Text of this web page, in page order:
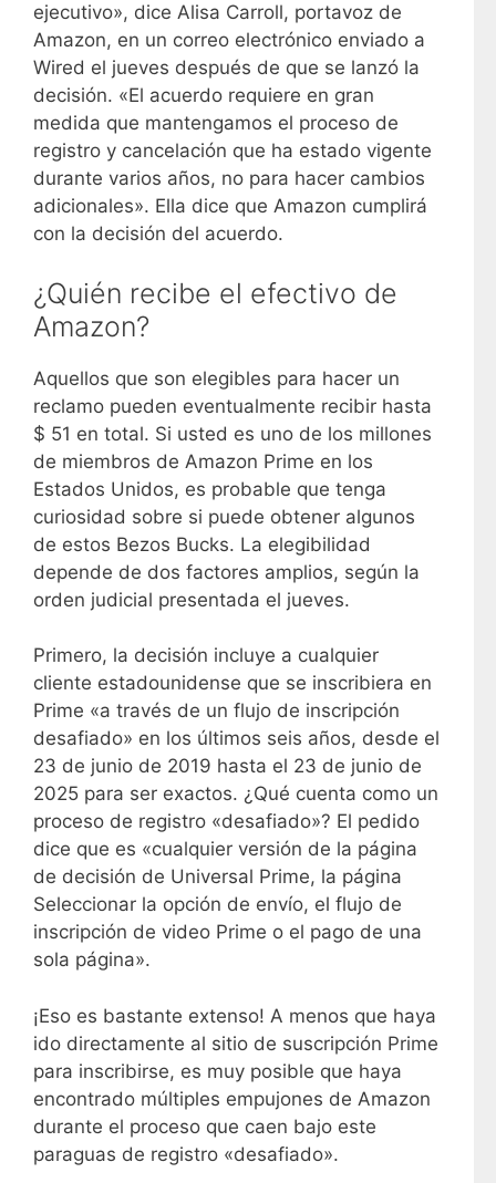
ejecutivo», dice Alisa Carroll, portavoz de
Amazon, en un correo electrónico enviado a
Wired el jueves después de que se lanzó la
decisión. «El acuerdo requiere en gran
medida que mantengamos el proceso de
registro y cancelación que ha estado vigente
durante varios años, no para hacer cambios
adicionales». Ella dice que Amazon cumplirá
con la decisión del acuerdo.
¿Quién recibe el efectivo de
Amazon?
Aquellos que son elegibles para hacer un
reclamo pueden eventualmente recibir hasta
$ 51 en total. Si usted es uno de los millones
de miembros de Amazon Prime en los
Estados Unidos, es probable que tenga
curiosidad sobre si puede obtener algunos
de estos Bezos Bucks. La elegibilidad
depende de dos factores amplios, según la
orden judicial presentada el jueves.
Primero, la decisión incluye a cualquier
cliente estadounidense que se inscribiera en
Prime «a través de un flujo de inscripción
desafiado» en los últimos seis años, desde el
23 de junio de 2019 hasta el 23 de junio de
2025 para ser exactos. ¿Qué cuenta como un
proceso de registro «desafiado»? El pedido
dice que es «cualquier versión de la página
de decisión de Universal Prime, la página
Seleccionar la opción de envío, el flujo de
inscripción de video Prime o el pago de una
sola página».
¡Eso es bastante extenso! A menos que haya
ido directamente al sitio de suscripción Prime
para inscribirse, es muy posible que haya
encontrado múltiples empujones de Amazon
durante el proceso que caen bajo este
paraguas de registro «desafiado».